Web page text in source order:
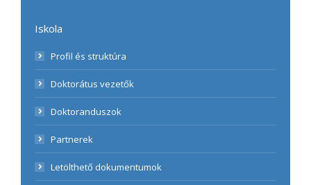
Iskola
Profil és struktúra
Doktorátus vezetők
Doktoranduszok
Partnerek
Letölthető dokumentumok